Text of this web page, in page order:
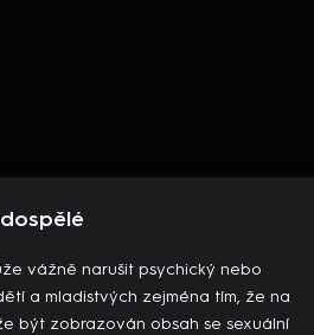
vážně narušit psychický nebo
a mladistvých zejména tím, že na
být zobrazován obsah se sexuální
na tomto zařízení, ukončete